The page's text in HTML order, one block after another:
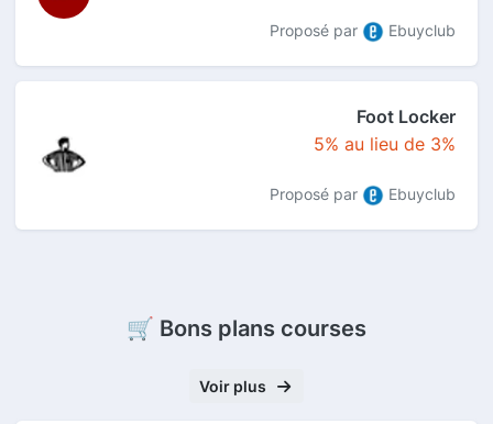
Proposé par Ebuyclub
Foot Locker
5% au lieu de 3%
Proposé par Ebuyclub
🛒 Bons plans courses
Voir plus